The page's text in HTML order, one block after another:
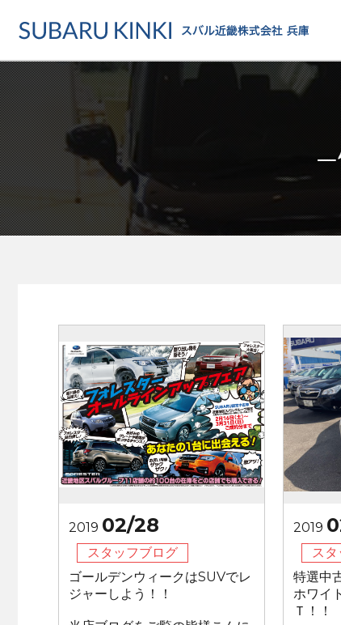
店舗情報
地域でさがす
地図でさがす
試乗車でさがす
カーラインアップ
カーラインアップ一覧
乗用車
軽自動車
メンテナンス・
メンテナンス・サービス
車検・定期点検をする
カーケアをする
2019 02/28
スタッフブログ
ゴールデンウィークはSUVでレ
ジャーしよう！！
2019
ス
特選中
ホワイ
Ｔ！！